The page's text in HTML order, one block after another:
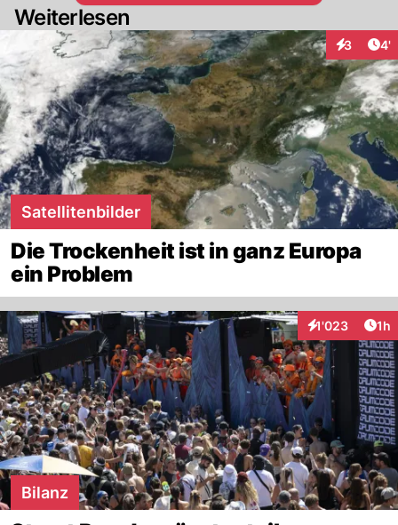
Weiterlesen
3 4'
Satellitenbilder
Die Trockenheit ist in ganz Europa
ein Problem
1'023
Interaktionen1h
Bilanz